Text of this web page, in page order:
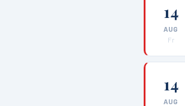
14
AUG
Fr
14
AUG